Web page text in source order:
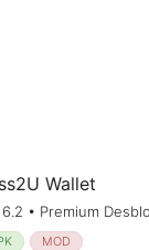
Wallet
• Premium
MOD